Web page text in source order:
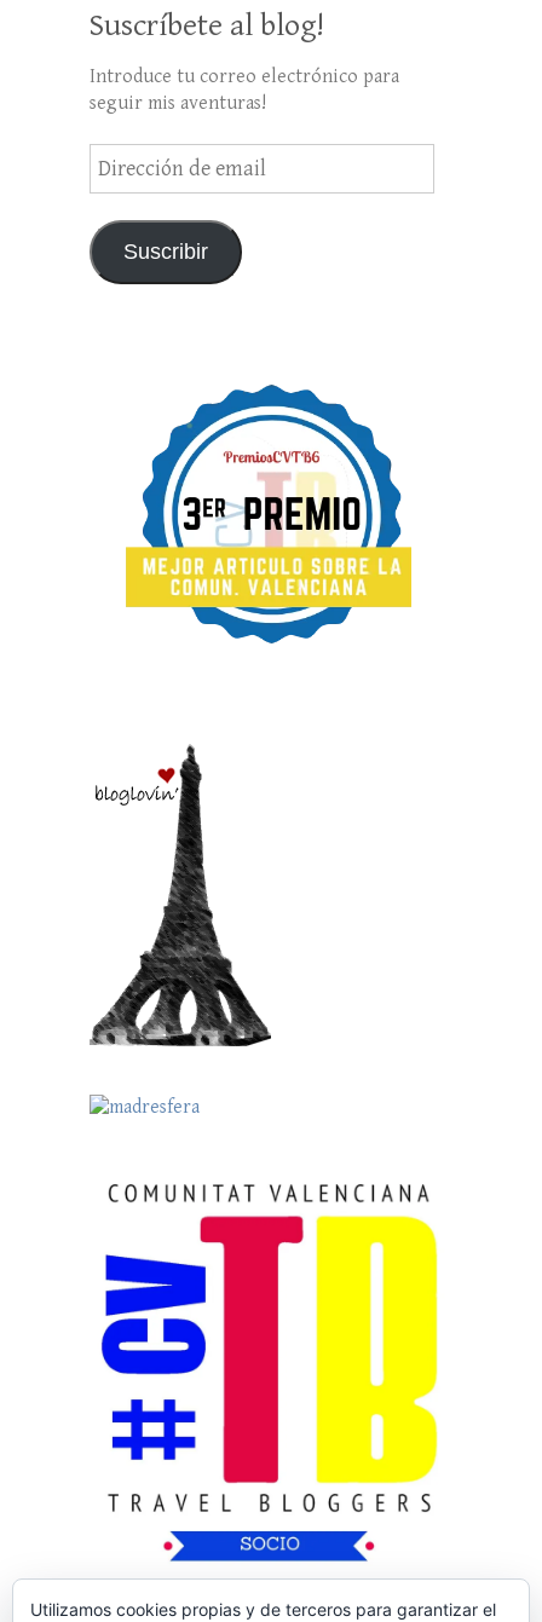
Suscríbete al blog!
Introduce tu correo electrónico para
seguir mis aventuras!
Dirección
de
Suscribir
Utilizamos cookies propias y de terceros para garantizar el